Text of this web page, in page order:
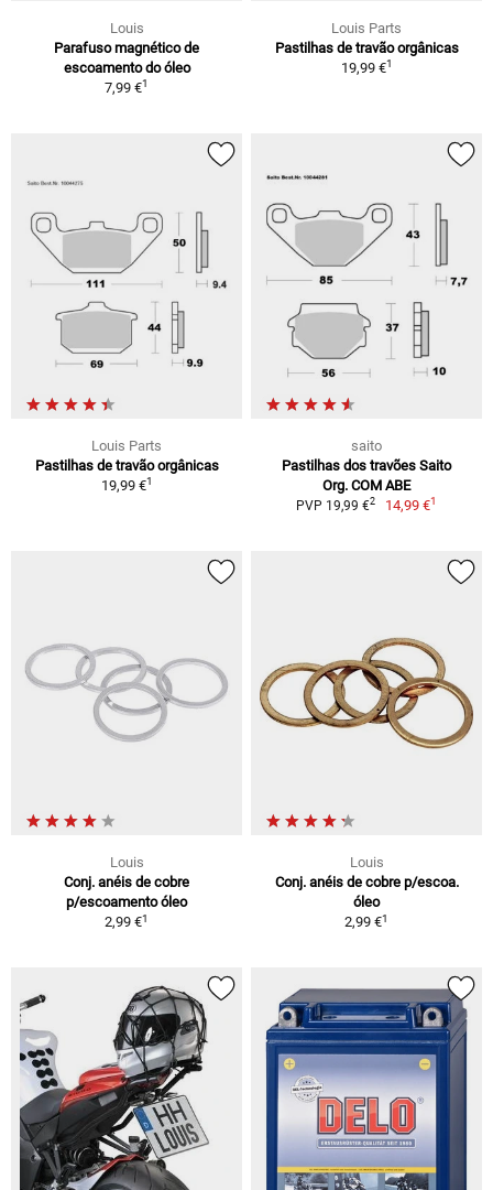
Louis
Parafuso magnético de
escoamento do óleo
7,99 €1
Louis Parts
Pastilhas de travão orgânicas
19,99 €1
Louis Parts
Pastilhas de travão orgânicas
19,99 €1
saito
Pastilhas dos travões Saito
Org. COM ABE
PVP 19,99 €2 14,99 €1
Louis
Conj. anéis de cobre
p/escoamento óleo
2,99 €1
Louis
Conj. anéis de cobre p/escoa.
óleo
2,99 €1